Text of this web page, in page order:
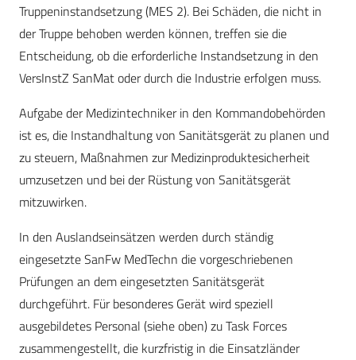
Truppeninstandsetzung (MES 2). Bei Schäden, die nicht in
der Truppe behoben werden können, treffen sie die
Entscheidung, ob die erforderliche Instandsetzung in den
VersInstZ SanMat oder durch die Industrie erfolgen muss.
Aufgabe der Medizintechniker in den Kommandobehörden
ist es, die Instandhaltung von Sanitätsgerät zu planen und
zu steuern, Maßnahmen zur Medizinproduktesicherheit
umzusetzen und bei der Rüstung von Sanitätsgerät
mitzuwirken.
In den Auslandseinsätzen werden durch ständig
eingesetzte SanFw MedTechn die vorgeschriebenen
Prüfungen an dem eingesetzten Sanitätsgerät
durchgeführt. Für besonderes Gerät wird speziell
ausgebildetes Personal (siehe oben) zu Task Forces
zusammengestellt, die kurzfristig in die Einsatzländer